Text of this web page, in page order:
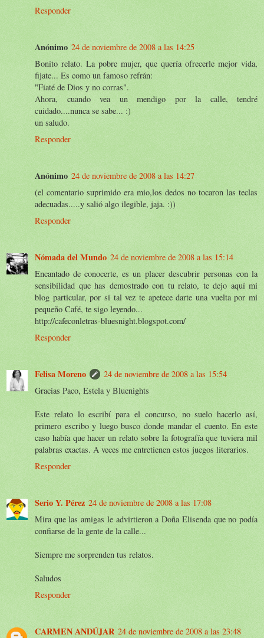
Responder
Anónimo 24 de noviembre de 2008 a las 14:25
Bonito relato. La pobre mujer, que quería ofrecerle mejor vida,
fijate... Es como un famoso refrán:
"Fiaté de Dios y no corras".
Ahora, cuando vea un mendigo por la calle, tendré
cuidado....nunca se sabe... :)
un saludo.
Responder
Anónimo 24 de noviembre de 2008 a las 14:27
(el comentario suprimido era mio,los dedos no tocaron las teclas
adecuadas.....y salió algo ilegible, jaja. :))
Responder
Nómada del Mundo 24 de noviembre de 2008 a las 15:14
Encantado de conocerte, es un placer descubrir personas con la
sensibilidad que has demostrado con tu relato, te dejo aquí mi
blog particular, por si tal vez te apetece darte una vuelta por mi
pequeño Café, te sigo leyendo...
http://cafeconletras-bluesnight.blogspot.com/
Responder
Felisa Moreno
24 de noviembre de 2008 a las 15:54
Gracias Paco, Estela y Bluenights
Este relato lo escribí para el concurso, no suelo hacerlo así,
primero escribo y luego busco donde mandar el cuento. En este
caso había que hacer un relato sobre la fotografía que tuviera mil
palabras exactas. A veces me entretienen estos juegos literarios.
Responder
Serio Y. Pérez 24 de noviembre de 2008 a las 17:08
Mira que las amigas le advirtieron a Doña Elisenda que no podía
confiarse de la gente de la calle...
Siempre me sorprenden tus relatos.
Saludos
Responder
CARMEN ANDÚJAR 24 de noviembre de 2008 a las 23:48